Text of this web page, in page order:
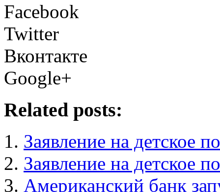
Facebook
Twitter
Вконтакте
Google+
Related posts:
Заявление на детское
Заявление на детское
Американский банк